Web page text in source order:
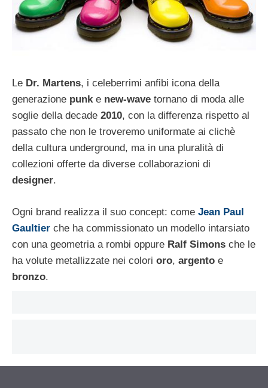
Le Dr. Martens, i celeberrimi anfibi icona della
generazione punke new-wave tornano di moda alle
soglie della decade 2010, con la differenza rispetto al
passato che non le troveremo uniformate ai clichè
della cultura underground, ma in una pluralità di
collezioni offerte da diverse collaborazioni di
designer.
Ogni brand realizza il suo concept: come Jean Paul
Gaultier che ha commissionato un modello intarsiato
con una geometria a rombi oppure Ralf Simons che le
ha volute metallizzate nei colori oro, argento e
bronzo.